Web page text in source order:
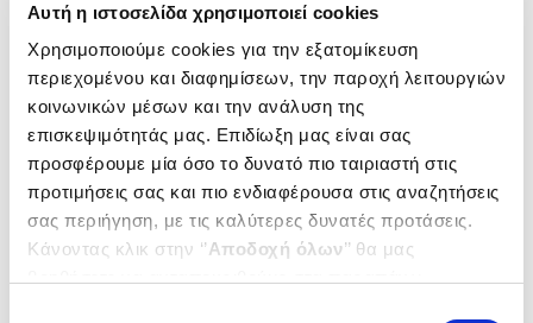
Αυτή η ιστοσελίδα χρησιμοποιεί cookies
Χρησιμοποιούμε cookies για την εξατομίκευση
περιεχομένου και διαφημίσεων, την παροχή λειτουργιών
κοινωνικών μέσων και την ανάλυση της
επισκεψιμότητάς μας. Επιδίωξη μας είναι σας
προσφέρουμε μία όσο το δυνατό πιο ταιριαστή στις
προτιμήσεις σας και πιο ενδιαφέρουσα στις αναζητήσεις
σας περιήγηση, με τις καλύτερες δυνατές προτάσεις.
Κάνοντας κλικ στην ‘’Αποδοχή όλων’’ θα μας